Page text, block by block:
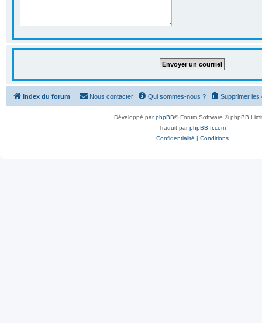
Index du forum Supprimer les
Qui sommes-nous ?
Nous contacter
Développé parphpBB® Forum Software © phpBB
Traduit parphpBB-fr.com
Confidentialité | Conditions